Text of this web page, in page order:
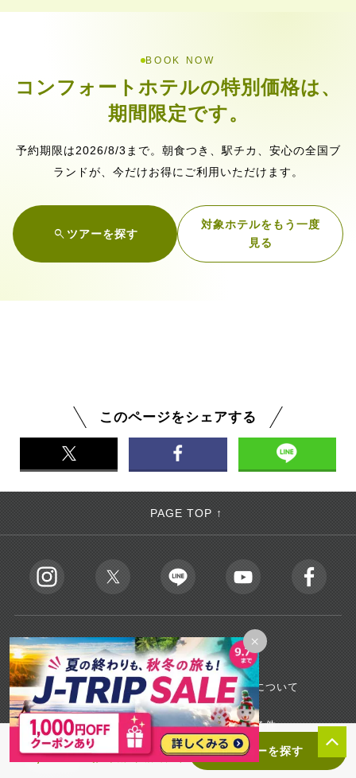
×
BOOK NOW
コンフォートホテルの特別価格は、
期間限定です。
予約期限は 2026/8/3 まで。朝食つき、駅チカ、安心の全国ブ
ランドが、今だけお得にご利用いただけます。
search ツアーを探す
対象ホテルをもう一度
見る
コンフォートホテル｜特別価格
22,400〜 / お一人様（1泊2日〜）
ツアーを探す
このページをシェアする
PAGE TOP ↑
会社情報
会社案内 個人情報保護について
旅行業登録票 旅行業約款・条件
お知らせ